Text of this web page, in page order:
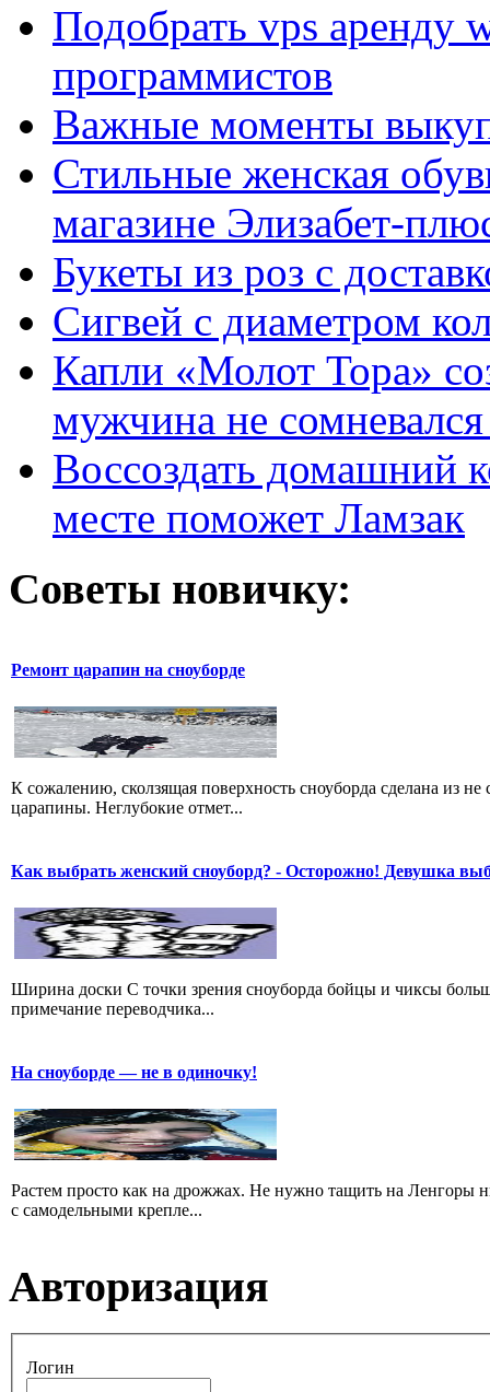
Подобрать vps аренду
программистов
Важные моменты
Стильные женская
магазине Элизабет-
Букеты из роз с
Сигвей с диаметром
Капли «Молот Тора»
мужчина не
Воссоздать домашний
месте поможет Ламзак
Советы новичку:
Ремонт царапин на сноуборде
К сожалению, сколзящая поверхность сноуборда сделана из
царапины. Неглубокие отмет...
Как выбрать женский сноуборд? - Осторожно! Девушка
Ширина доски С точки зрения сноуборда бойцы и чиксы
примечание переводчика...
На сноуборде — не в одиночку!
Растем просто как на дрожжах. Не нужно тащить на Ленгоры
с самодельными крепле...
Авторизация
Логин